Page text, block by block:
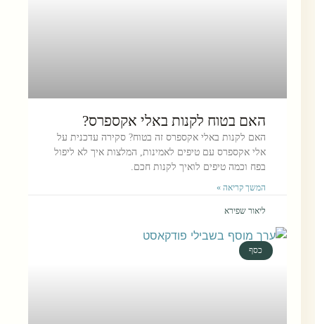
האם בטוח לקנות באלי אקספרס?
האם לקנות באלי אקספרס זה בטוח? סקירה עדכנית על
אלי אקספרס עם טיפים לאמינות, המלצות איך לא ליפול
בפח וכמה טיפים לואיך לקנות חכם.
המשך קריאה »
ליאור שפירא
כסף